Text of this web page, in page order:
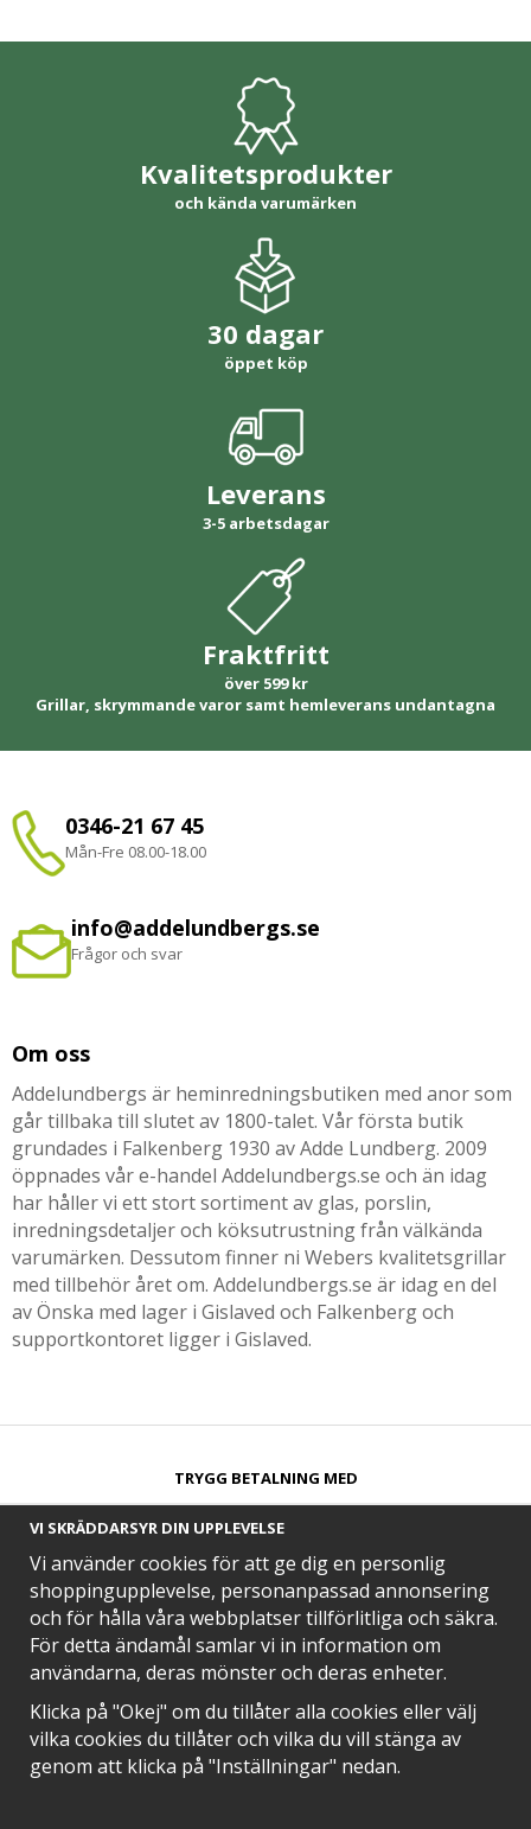
Kvalitetsprodukter
och kända varumärken
30 dagar
öppet köp
Leverans
3-5 arbetsdagar
Fraktfritt
över 599 kr
Grillar, skrymmande varor samt hemleverans undantagna
0346-21 67 45
Mån-Fre 08.00-18.00
info@addelundbergs.se
Frågor och svar
Om oss
Addelundbergs är heminredningsbutiken med anor som
går tillbaka till slutet av 1800-talet. Vår första butik
grundades i Falkenberg 1930 av Adde Lundberg. 2009
öppnades vår e-handel Addelundbergs.se och än idag
har håller vi ett stort sortiment av glas, porslin,
inredningsdetaljer och köksutrustning från välkända
varumärken. Dessutom finner ni Webers kvalitetsgrillar
med tillbehör året om. Addelundbergs.se är idag en del
av Önska med lager i Gislaved och Falkenberg och
supportkontoret ligger i Gislaved.
TRYGG BETALNING MED​
SNABB LEVERANS MED
EN DEL AV
VI SKRÄDDARSYR DIN UPPLEVELSE
Vi använder cookies för att ge dig en personlig
shoppingupplevelse, personanpassad annonsering
och för hålla våra webbplatser tillförlitliga och säkra.
För detta ändamål samlar vi in information om
användarna, deras mönster och deras enheter.
Klicka på "Okej" om du tillåter alla cookies eller välj
vilka cookies du tillåter och vilka du vill stänga av
genom att klicka på "Inställningar" nedan.